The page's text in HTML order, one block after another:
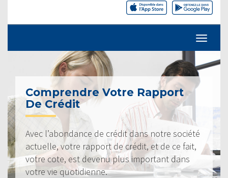
Comprendre Votre Rapport
De Crédit
Avec l’abondance de crédit dans notre société
actuelle, votre rapport de crédit, et de ce fait,
votre cote, est devenu plus important dans
votre vie quotidienne.